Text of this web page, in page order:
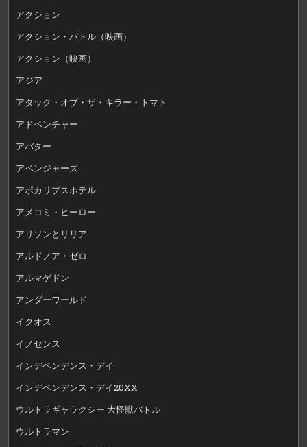
アクション
アクション・バトル（映画）
アクション（映画）
アジア
アタック・オブ・ザ・キラー・トマト
アドベンチャー
アバター
アベンジャーズ
アポカリプスホテル
アメコミ・ヒーロー
アリソンとリリア
アルドノア・ゼロ
アルマゲドン
アンダーワールド
イクオス
イノセンス
インデペンデンス・デイ
インデペンデンス・デイ20XX
ウルトラギャラクシー 大怪獣バトル
ウルトラマン